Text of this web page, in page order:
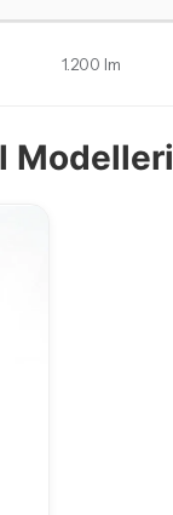
1.200 lm
Modelleri